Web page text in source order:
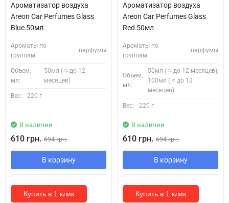
Ароматизатор воздуха
Areon Car Perfumes Glass
Blue 50мл
Ароматы по
группам:
парфумы
Объем,
мл:
50мл ( ≈ до 12
месяцев)
Вес: 220 г
В наличии
610 грн. 694 грн.
В корзину
Купить в 1 клик
Ароматизатор воздуха
Areon Car Perfumes Glass
Red 50мл
Ароматы по
группам:
парфумы
Объем,
мл:
50мл ( ≈ до 12 месяцев),
100мл ( ≈ до 12
месяцев)
Вес: 220 г
В наличии
610 грн. 694 грн.
В корзину
Купить в 1 клик